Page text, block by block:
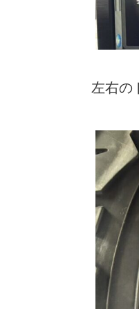
左右の